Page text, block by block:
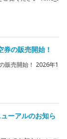
の販売開始！
販売開始！ 2026年1
ーアルのお知ら